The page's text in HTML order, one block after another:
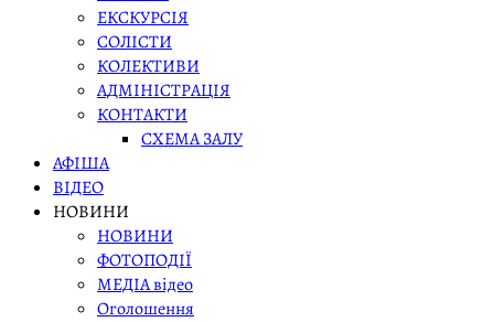
ЕКСКУРСІЯ
СОЛІСТИ
КОЛЕКТИВИ
АДМІНІСТРАЦІЯ
КОНТАКТИ
СХЕМА ЗАЛУ
АФІША
ВІДЕО
НОВИНИ
НОВИНИ
ФОТОПОДІЇ
МЕДІА відео
Оголошення